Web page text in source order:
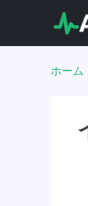
ホーム